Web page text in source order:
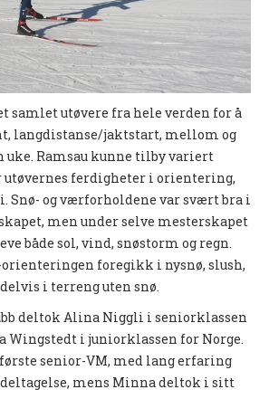
2026/2027
samlet utøvere fra hele verden for å
langdistanse/jaktstart, mellom og
uke. Ramsau kunne tilby variert
utøvernes ferdigheter i orientering,
Snø- og værforholdene var svært bra i
men under selve mesterskapet
både sol, vind, snøstorm og regn.
foregikk i nysnø, slush,
i terreng uten snø.
deltok Alina Niggli i seniorklassen
Wingstedt i juniorklassen for Norge.
senior-VM, med lang erfaring
mens Minna deltok i sitt